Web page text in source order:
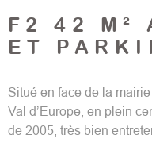
F2 42 M²
ET
Situé en face de la
Val d’Europe, en plein
de 2005, très bien